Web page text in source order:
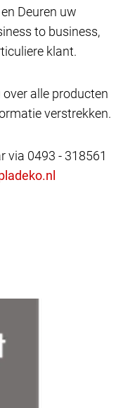
Deuren uw
to business,
klant.
over alle producten
verstrekken.
via 0493 - 318561